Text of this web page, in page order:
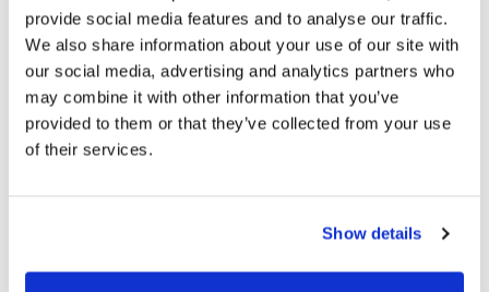
provide social media features and to analyse our traffic.
We also share information about your use of our site with
our social media, advertising and analytics partners who
may combine it with other information that you’ve
provided to them or that they’ve collected from your use
of their services.
Show details
Beeindruckendes Duplex-Penthouse
mit 80m2 Terrassen im Zentrum von
Galvany
218 m²
Bebaute Fläche
5
Schlafzimmer
5